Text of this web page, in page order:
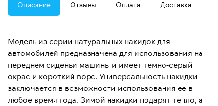
Описание Отзывы Оплата Доставка
Модель из серии натуральных накидок для
автомобилей предназначена для использования на
переднем сиденьи машины и имеет темно-серый
окрас и короткий ворс. Универсальность накидки
заключается в возможности использования ее в
любое время года. Зимой накидки подарят тепло, а